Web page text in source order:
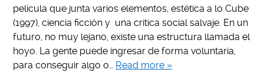
película que junta varios elementos, estética a lo Cube
(1997), ciencia ficción y una critica social salvaje. En un
futuro, no muy lejano, existe una estructura llamada el
hoyo. La gente puede ingresar de forma voluntaria,
para conseguir algo o… Read more »